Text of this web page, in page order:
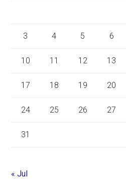
3 4 5 6
10 11 12 13
17 18 19 20
24 25 26 27
31
« Jul